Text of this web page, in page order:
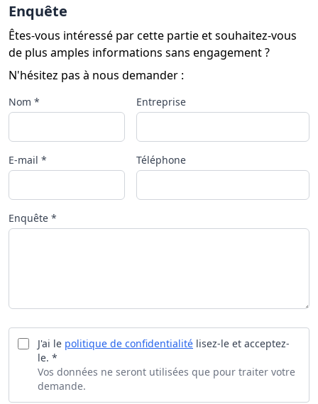
Enquête
Êtes-vous intéressé par cette partie et souhaitez-vous
de plus amples informations sans engagement ?
N'hésitez pas à nous demander :
Nom * Entreprise
E-mail * Téléphone
Enquête *
J'ai le politique de confidentialité lisez-le et acceptez-
le. *
Vos données ne seront utilisées que pour traiter votre
demande.